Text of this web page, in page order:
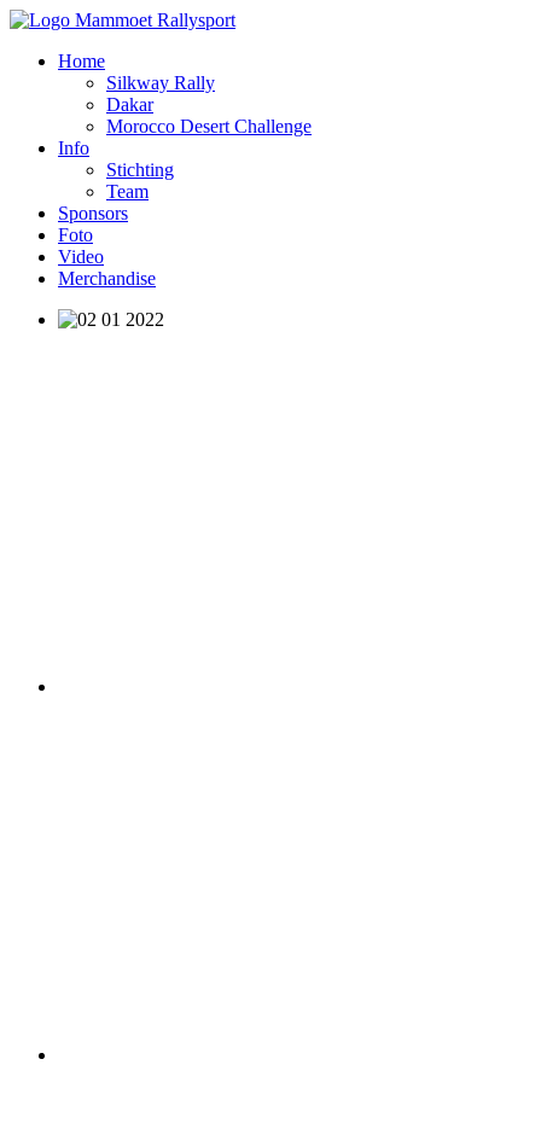
Home
Silkway Rally
Dakar
Morocco Desert Challenge
Info
Stichting
Team
Sponsors
Foto
Video
Merchandise